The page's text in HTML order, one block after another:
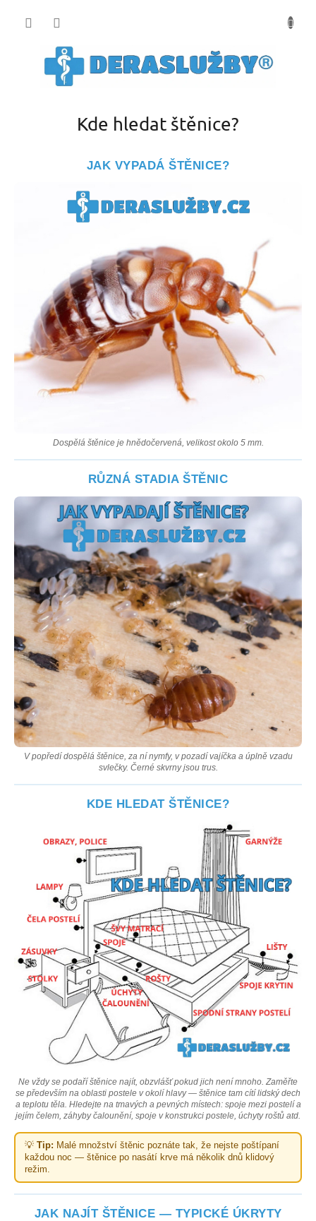
Kde hledat štěnice?
JAK VYPADÁ ŠTĚNICE?
Dospělá štěnice je hnědočervená, velikost okolo 5 mm.
RŮZNÁ STADIA ŠTĚNIC
V popředí dospělá štěnice, za ní nymfy, v pozadí vajíčka a úplně vzadu
svlečky. Černé skvrny jsou trus.
KDE HLEDAT ŠTĚNICE?
Ne vždy se podaří štěnice najít, obzvlášť pokud jich není mnoho. Zaměřte
se především na oblasti postele v okolí hlavy — štěnice tam cítí lidský dech
a teplotu těla. Hledejte na tmavých a pevných místech: spoje mezi postelí a
jejím čelem, záhyby čalounění, spoje v konstrukci postele, úchyty roštů atd.
💡 Tip: Malé množství štěnic poznáte tak, že nejste poštípaní
každou noc — štěnice po nasátí krve má několik dnů klidový
režim.
JAK NAJÍT ŠTĚNICE — TYPICKÉ ÚKRYTY